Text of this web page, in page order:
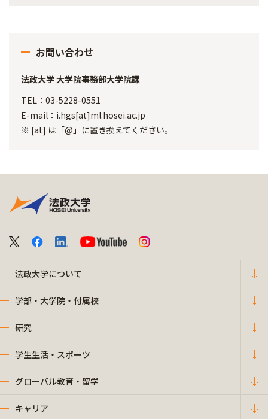
お問い合わせ
法政大学 大学院事務部大学院課
TEL：03-5228-0551
E-mail：i.hgs[at]ml.hosei.ac.jp
※ [at] は「@」に置き換えてください。
法政大学について
学部・大学院・付属校
研究
学生生活・スポーツ
グローバル教育・留学
キャリア